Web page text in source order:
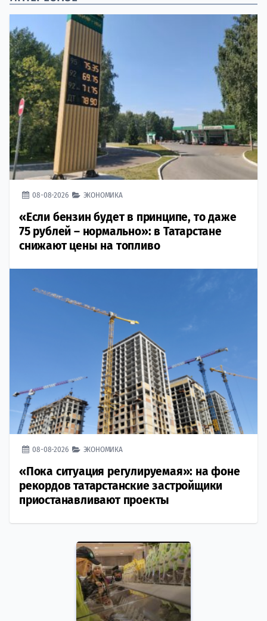
08-08-2026 ЭКОНОМИКА
«Если бензин будет в принципе, то даже
75 рублей – нормально»: в Татарстане
снижают цены на топливо
08-08-2026 ЭКОНОМИКА
«Пока ситуация регулируемая»: на фоне
рекордов татарстанские застройщики
приостанавливают проекты